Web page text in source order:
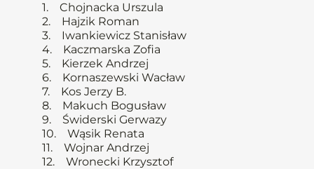
1. Chojnacka Urszula
2. Hajzik Roman
3. Iwankiewicz Stanisław
4. Kaczmarska Zofia
5. Kierzek Andrzej
6. Kornaszewski Wacław
7. Kos Jerzy B.
8. Makuch Bogusław
9. Świderski Gerwazy
10. Wąsik Renata
11. Wojnar Andrzej
12. Wronecki Krzysztof